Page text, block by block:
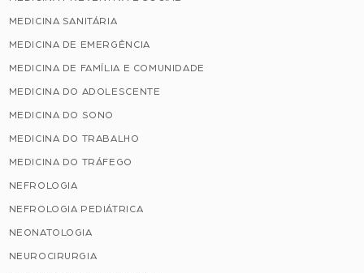
MEDICINA SANITÁRIA
MEDICINA DE EMERGÊNCIA
MEDICINA DE FAMÍLIA E COMUNIDADE
MEDICINA DO ADOLESCENTE
MEDICINA DO SONO
MEDICINA DO TRABALHO
MEDICINA DO TRÁFEGO
NEFROLOGIA
NEFROLOGIA PEDIÁTRICA
NEONATOLOGIA
NEUROCIRURGIA